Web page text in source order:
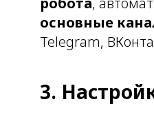
основные
Telegram,
3.